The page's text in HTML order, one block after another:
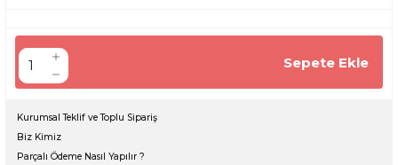
Sepete Ekle
Kurumsal Teklif ve Toplu Sipariş
Biz Kimiz
Parçalı Ödeme Nasıl Yapılır ?